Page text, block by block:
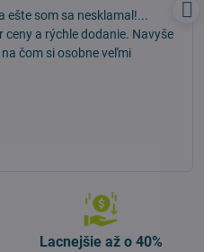
ešte som sa nesklamal!...
a rýchle dodanie. Navyše
čom si osobne veľmi
Lacnejšie až o 40%